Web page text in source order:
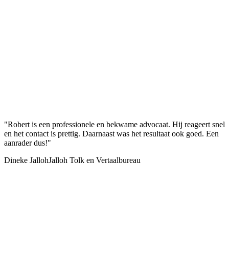
"Robert is een professionele en bekwame advocaat. Hij reageert snel
en het contact is prettig. Daarnaast was het resultaat ook goed. Een
aanrader dus!"
Dineke JallohJalloh Tolk en Vertaalbureau